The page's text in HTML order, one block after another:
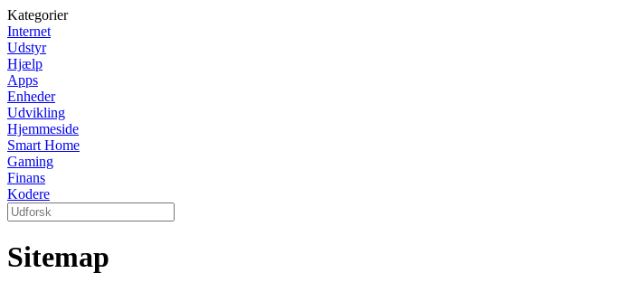
Kategorier
Internet
Udstyr
Hjælp
Apps
Enheder
Udvikling
Hjemmeside
Smart Home
Gaming
Finans
Kodere
Sitemap